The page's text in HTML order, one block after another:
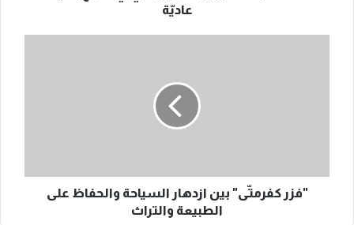
عاديّة
والتراث
"فزر كفرمتّى" بين ازدهار السياحة والحفاظ على
الطبيعة والتراث